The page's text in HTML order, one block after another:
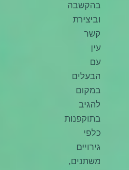
בהקשבה
וביצירת
קשר
עין
עם
הבעלים
במקום
להגיב
בתוקפנות
כלפי
גירויים
משתנים,